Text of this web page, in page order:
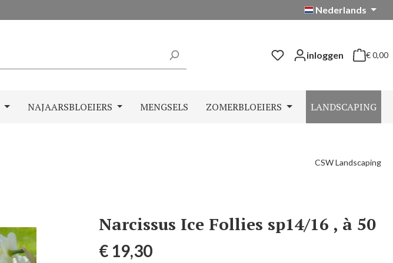
Nederlands
inloggen € 0,00
NAJAARSBLOEIERS MENGSELS ZOMERBLOEIERS LANDSCAPING
CSW Landscaping
Narcissus Ice Follies sp14/16 , à 50
Normale prijs:
€ 19,30